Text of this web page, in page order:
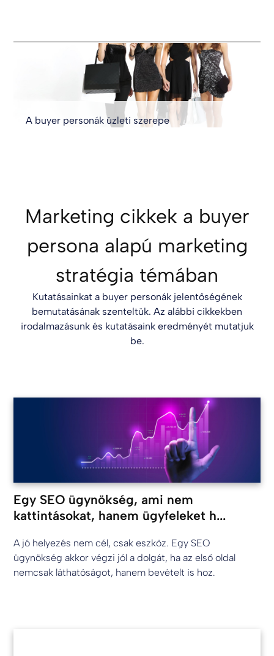
A buyer personák üzleti szerepe
Marketing cikkek a buyer
persona alapú marketing
stratégia témában
Kutatásainkat a buyer personák jelentőségének
bemutatásának szenteltük. Az alábbi cikkekben
irodalmazásunk és kutatásaink eredményét mutatjuk
be.
Egy SEO ügynökség, ami nem
kattintásokat, hanem ügyfeleket h...
A jó helyezés nem cél, csak eszköz. Egy SEO
ügynökség akkor végzi jól a dolgát, ha az első oldal
nemcsak láthatóságot, hanem bevételt is hoz.